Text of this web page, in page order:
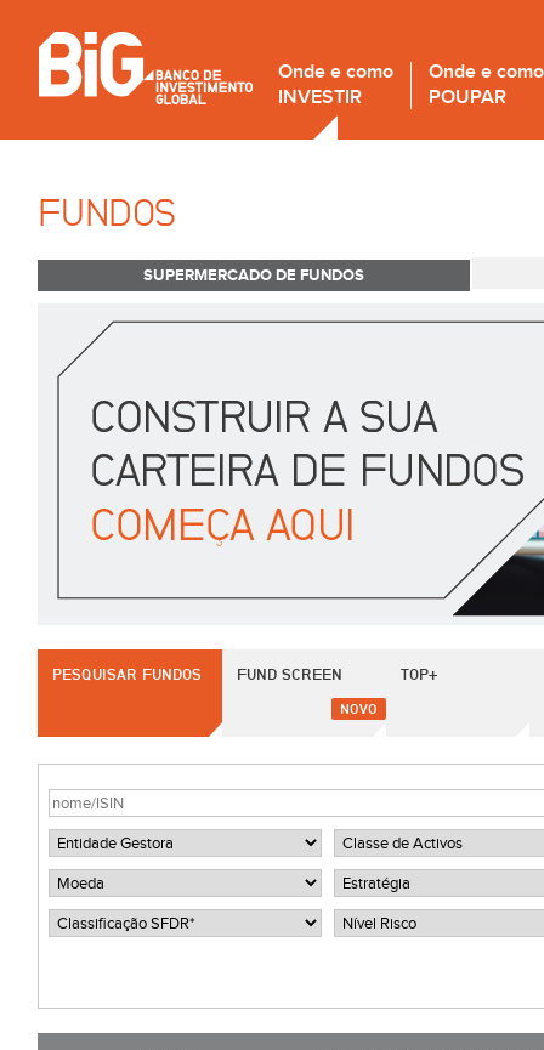
Onde e como
INVESTIR
Onde e como
POUPAR
FUNDOS
SUPERMERCADO DE FUNDOS
PESQUISAR FUNDOS FUND SCREEN
NOVO
TOP+